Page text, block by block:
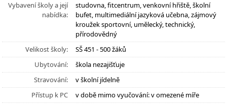
Vybavení školy a její
nabídka:
studovna, fitcentrum, venkovní hřiště, školní
bufet, multimediální jazyková učebna, zájmový
kroužek sportovní, umělecký, technický,
přírodovědný
Velikost školy:
SŠ 451 - 500 žáků
Ubytování:
škola nezajišťuje
Stravování:
v školní jídelně
Přístup k PC
v době mimo vyučování: v omezené míře